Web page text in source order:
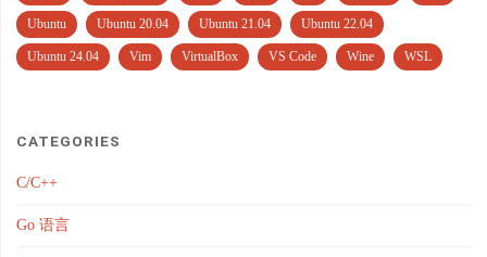
Ubuntu Ubuntu 20.04 Ubuntu 21.04 Ubuntu 22.04
Ubuntu 24.04 Vim VirtualBox VS Code Wine WSL
CATEGORIES
C/C++
Go 语言